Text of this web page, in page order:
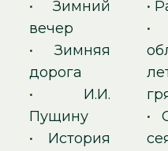
• Зимний
вечер
• Зимняя
дорога
• И.И.
Пущину
• История
•
•
•